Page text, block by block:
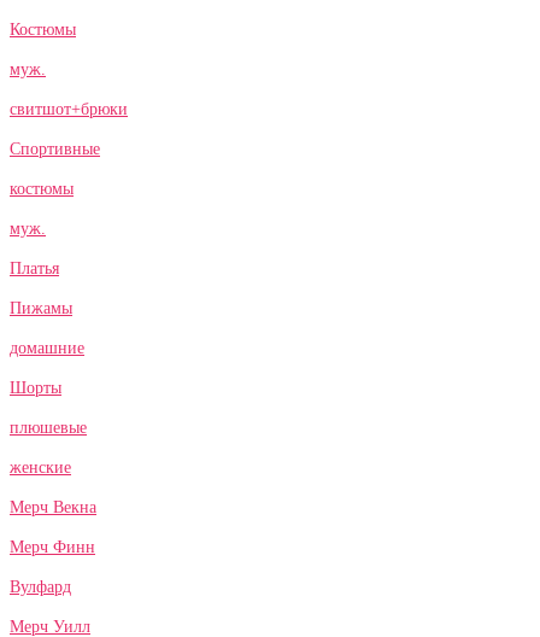
Костюмы
муж.
свитшот+брюки
Спортивные
костюмы
муж.
Платья
Пижамы
домашние
Шорты
плюшевые
женские
Мерч Векна
Мерч Финн
Вулфард
Мерч Уилл